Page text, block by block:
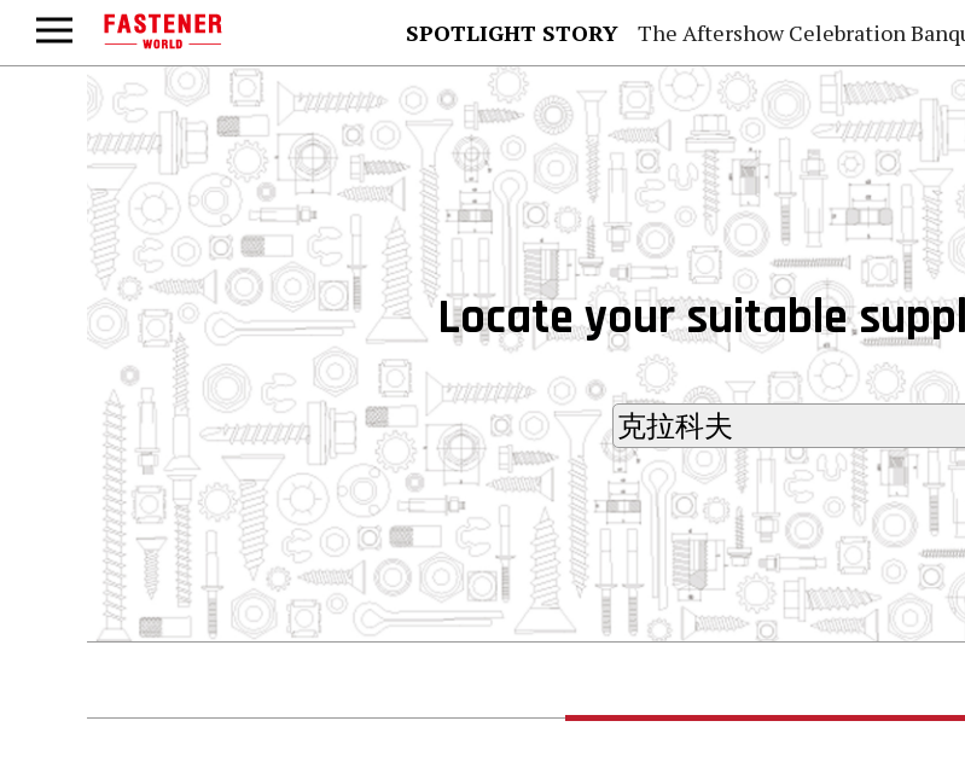
SPOTLIGHT STORY The Aftershow Celebration Banquet of
Locate your suitable